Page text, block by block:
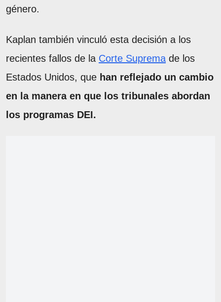
género.
Kaplan también vinculó esta decisión a los
recientes fallos de la Corte Suprema de los
Estados Unidos, que han reflejado un cambio
en la manera en que los tribunales abordan
los programas DEI.